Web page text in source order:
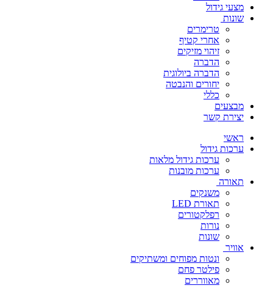
מצעי גידול
שונות
טרימרים
אחרי קטיף
זיהוי מזיקים
הדברה
הדברה ביולוגית
יחורים והנבטה
כללי
מבצעים
יצירת קשר
ראשי
ערכות גידול
ערכות גידול מלאות
ערכות מובנות
תאורה
משנקים
תאורת LED
רפלקטורים
נורות
שונות
אוויר
ונטות מפוחים ומשתיקים
פילטר פחם
מאווררים